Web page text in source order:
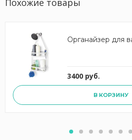
Похожие товары
Органайзер для
3400 руб.
В КОРЗИНУ